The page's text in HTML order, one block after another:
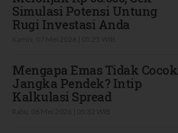
Simulasi Potensi Untung
Rugi Investasi Anda
Mengapa Emas Tidak Cocok
Jangka Pendek? Intip
Kalkulasi Spread